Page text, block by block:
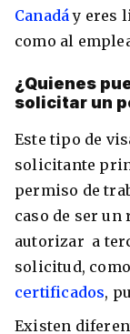
Canadáy eres
como al
¿Quienes
solicitar un
Este tipo de
solicitante
permiso de
caso de ser
autorizar a
solicitud,
certificados,
Existen